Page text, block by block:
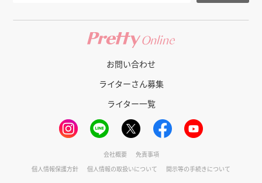
お問い合わせ
ライターさん募集
ライター一覧
会社概要
免責事項
個人情報保護方針
個人情報の取扱いについて 開示等の手続きについて